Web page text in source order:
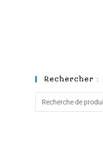
Rechercher :